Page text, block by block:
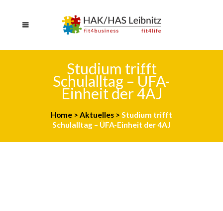
Studium trifft
Schulalltag – ÜFA-
Einheit der 4AJ
Home > Aktuelles > Studium trifft
Schulalltag – ÜFA-Einheit der 4AJ